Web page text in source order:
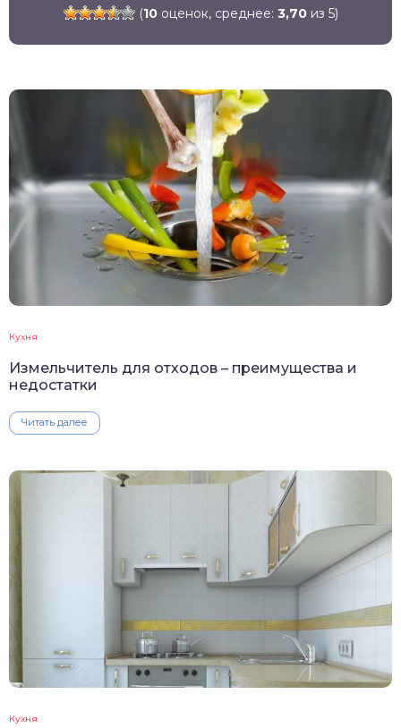
(10оценок, среднее: 3,70из 5)
Кухня
Измельчитель для отходов – преимущества и
недостатки
Читать далее
Кухня